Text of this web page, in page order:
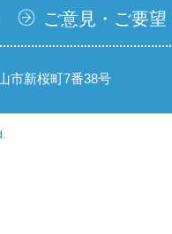
ご意見・ご要望
市新桜町7番38号